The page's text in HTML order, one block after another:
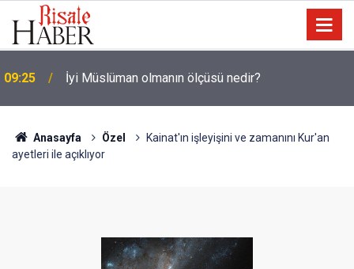
08:47
LGS yerleştirme raporu açıklandı: Şampiyonların
tercih ettiği liseler
Anasayfa Özel
Kainat'ın işleyişini ve zamanını Kur'an
ayetleri ile açıklıyor